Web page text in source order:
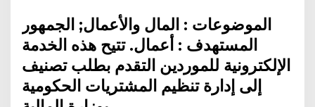
الموضوعات : المال والأعمال; الجمهور
المستهدف : أعمال. تتيح هذه الخدمة
الإلكترونية للموردين التقدم بطلب تصنيف
إلى إدارة تنظيم المشتريات الحكومية